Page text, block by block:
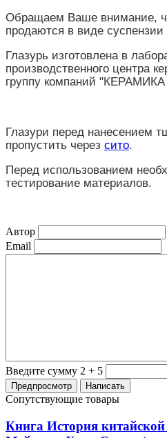
Обращаем Ваше внимание,
продаются в виде
Глазурь изготовлена в
производственного центра
группу компаний
Глазури перед нанесением
пропустить через сито.
Перед использованием
тестирование материалов.
Автор
Email
Введите сумму 2 + 5
Сопутствующие товары
Книга История